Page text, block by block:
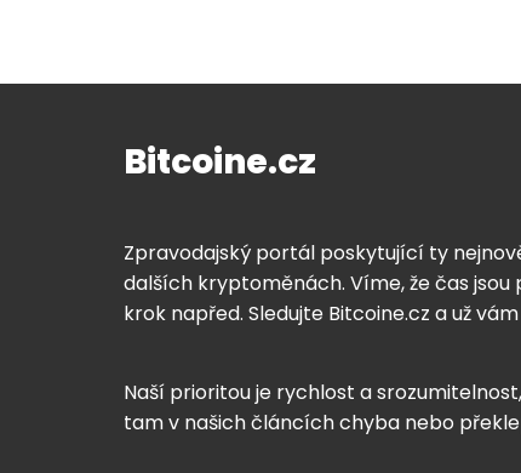
Bitcoine.cz
Zpravodajský portál poskytující ty
dalších kryptoměnách. Víme, že čas jsou
krok napřed. Sledujte Bitcoine.cz a už
Naší prioritou je rychlost a
tam v našich článcích chyba nebo